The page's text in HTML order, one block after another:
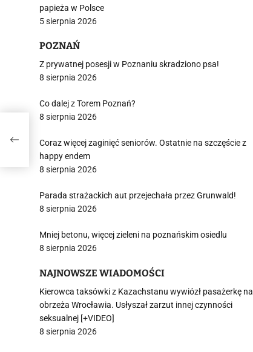
papieża w Polsce
5 sierpnia 2026
POZNAŃ
Z prywatnej posesji w Poznaniu skradziono psa!
8 sierpnia 2026
Co dalej z Torem Poznań?
8 sierpnia 2026
Coraz więcej zaginięć seniorów. Ostatnie na szczęście z
happy endem
8 sierpnia 2026
Parada strażackich aut przejechała przez Grunwald!
8 sierpnia 2026
Mniej betonu, więcej zieleni na poznańskim osiedlu
8 sierpnia 2026
NAJNOWSZE WIADOMOŚCI
Kierowca taksówki z Kazachstanu wywiózł pasażerkę na
obrzeża Wrocławia. Usłyszał zarzut innej czynności
seksualnej [+VIDEO]
8 sierpnia 2026